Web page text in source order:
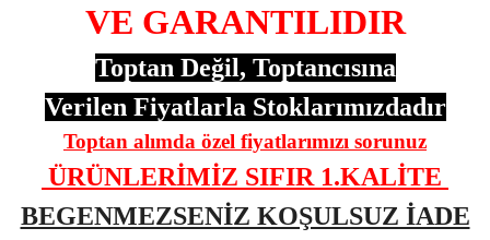
VE GARANTILIDIR
Toptan Değil, Toptancısına
Verilen Fiyatlarla Stoklarımızdadır
Toptan alımda özel fiyatlarımızı sorunuz
ÜRÜNLERİMİZ SIFIR 1.KALİTE
BEGENMEZSENİZ KOŞULSUZ İADE